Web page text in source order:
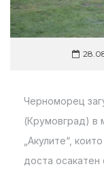
Черноморец
(Крумовград) в
„Акулите“,
доста осакатен